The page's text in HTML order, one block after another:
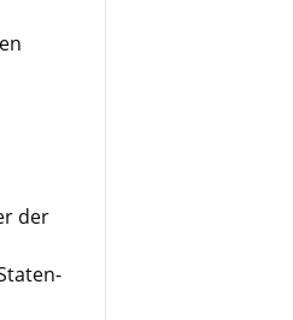
der